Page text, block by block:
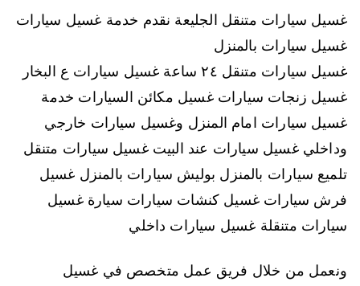
غسيل سيارات متنقل الجليعة نقدم خدمة غسيل سيارات
غسيل سيارات بالمنزل
غسيل سيارات متنقل ٢٤ ساعة غسيل سيارات ع البخار
غسيل زنجات سيارات غسيل مكائن السيارات خدمة
غسيل سيارات امام المنزل وغسيل سيارات خارجي
وداخلي غسيل سيارات عند البيت غسيل سيارات متنقل
تلميع سيارات بالمنزل بوليش سيارات بالمنزل غسيل
فرش سيارات غسيل كنشات سيارات سيارة غسيل
سيارات متنقلة غسيل سيارات داخلي
ونعمل من خلال فريق عمل متخصص في غسيل